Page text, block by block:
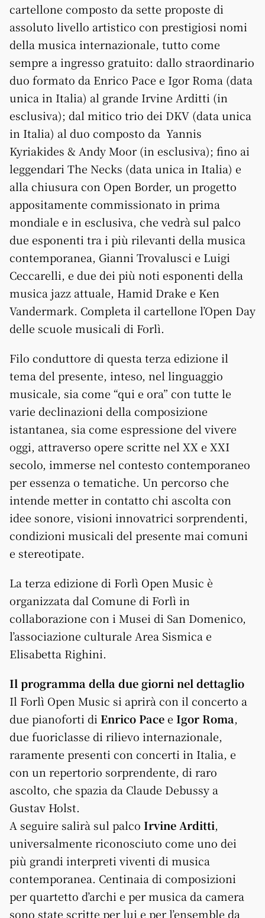
cartellone composto da sette proposte di
assoluto livello artistico con prestigiosi nomi
della musica internazionale, tutto come
sempre a ingresso gratuito: dallo straordinario
duo formato da Enrico Pace e Igor Roma (data
unica in Italia) al grande Irvine Arditti (in
esclusiva); dal mitico trio dei DKV (data unica
in Italia) al duo composto da Yannis
Kyriakides & Andy Moor (in esclusiva); fino ai
leggendari The Necks (data unica in Italia) e
alla chiusura con Open Border, un progetto
appositamente commissionato in prima
mondiale e in esclusiva, che vedrà sul palco
due esponenti tra i più rilevanti della musica
contemporanea, Gianni Trovalusci e Luigi
Ceccarelli, e due dei più noti esponenti della
musica jazz attuale, Hamid Drake e Ken
Vandermark. Completa il cartellone l’Open Day
delle scuole musicali di Forlì.
Filo conduttore di questa terza edizione il
tema del presente, inteso, nel linguaggio
musicale, sia come “qui e ora” con tutte le
varie declinazioni della composizione
istantanea, sia come espressione del vivere
oggi, attraverso opere scritte nel XX e XXI
secolo, immerse nel contesto contemporaneo
per essenza o tematiche. Un percorso che
intende metter in contatto chi ascolta con
idee sonore, visioni innovatrici sorprendenti,
condizioni musicali del presente mai comuni
e stereotipate.
La terza edizione di Forlì Open Music è
organizzata dal Comune di Forlì in
collaborazione con i Musei di San Domenico,
l’associazione culturale Area Sismica e
Elisabetta Righini.
Il programma della due giorni nel dettaglio
Il Forlì Open Music si aprirà con il concerto a
due pianoforti di Enrico Pacee Igor Roma,
due fuoriclasse di rilievo internazionale,
raramente presenti con concerti in Italia, e
con un repertorio sorprendente, di raro
ascolto, che spazia da Claude Debussy a
Gustav Holst.
A seguire salirà sul palco Irvine Arditti,
universalmente riconosciuto come uno dei
più grandi interpreti viventi di musica
contemporanea. Centinaia di composizioni
per quartetto d’archi e per musica da camera
sono state scritte per lui e per l’ensemble da